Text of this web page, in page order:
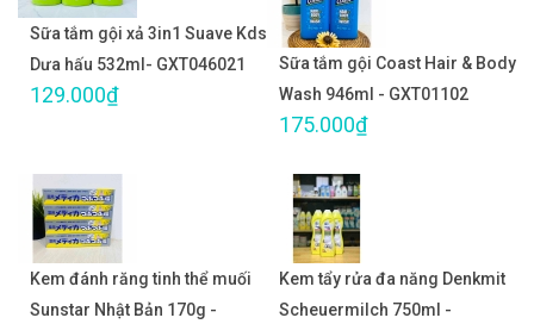
Sữa tắm gội xả 3in1 Suave Kds
Dưa hấu 532ml- GXT046021
129.000₫
Sữa tắm gội Coast Hair & Body
Wash 946ml - GXT01102
175.000₫
Kem đánh răng tinh thể muối
Sunstar Nhật Bản 170g -
Kem tẩy rửa đa năng Denkmit
Scheuermilch 750ml -